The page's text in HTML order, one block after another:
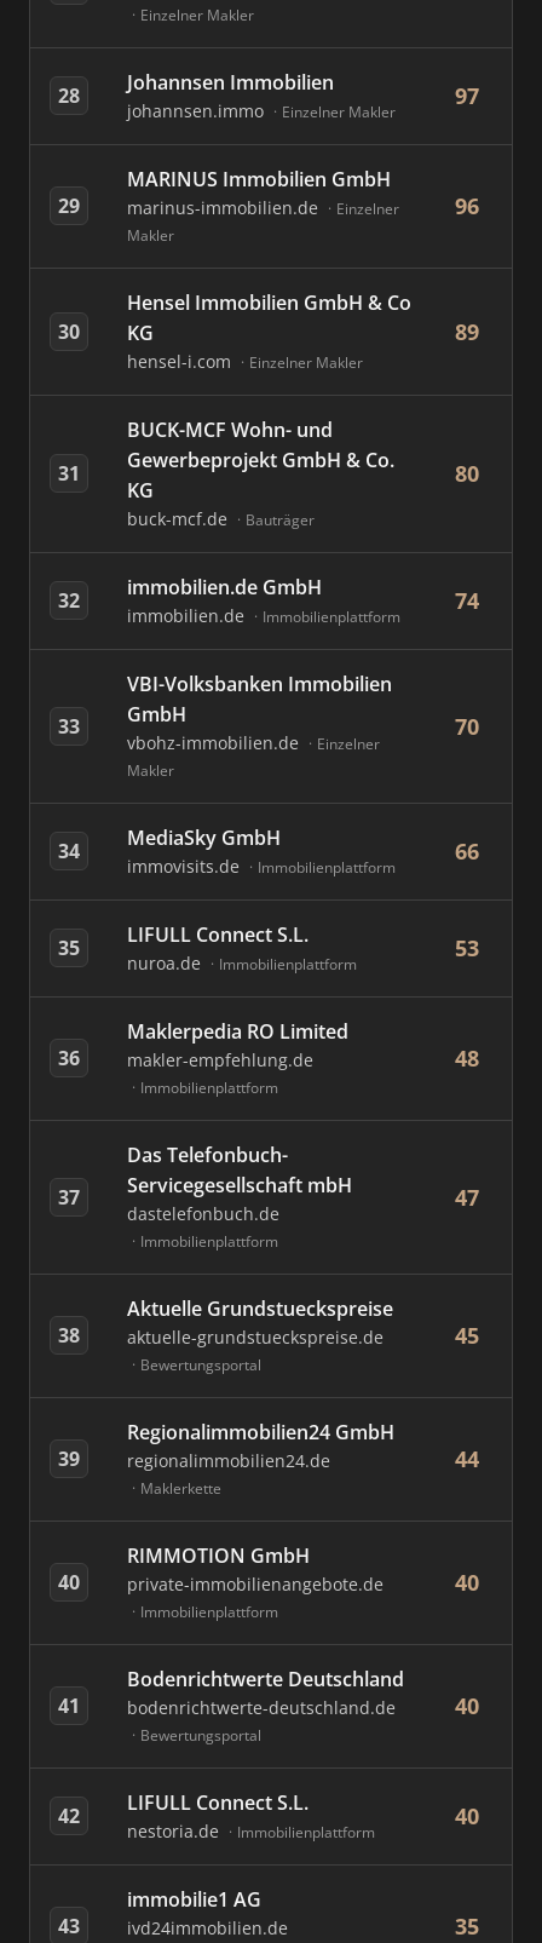
Einzelner Makler
28 Johannsen Immobilien
johannsen.immo Einzelner Makler
97
29
MARINUS Immobilien GmbH
marinus-immobilien.de
Einzelner
Makler
96
30
Hensel Immobilien GmbH & Co
KG
hensel-i.com Einzelner Makler
89
31
BUCK-MCF Wohn- und
Gewerbeprojekt GmbH & Co.
KG
buck-mcf.de Bauträger
80
32 immobilien.de GmbH
immobilien.de Immobilienplattform
74
33
VBI-Volksbanken Immobilien
GmbH
vbohz-immobilien.de
Einzelner
Makler
70
34 MediaSky GmbH
immovisits.de Immobilienplattform
66
35 LIFULL Connect S.L.
nuroa.de Immobilienplattform
53
36
Maklerpedia RO Limited
makler-empfehlung.de
Immobilienplattform
48
37
Das Telefonbuch-
Servicegesellschaft mbH
dastelefonbuch.de
Immobilienplattform
47
38
Aktuelle Grundstueckspreise
aktuelle-grundstueckspreise.de
Bewertungsportal
45
39
Regionalimmobilien24 GmbH
regionalimmobilien24.de
Maklerkette
44
40
RIMMOTION GmbH
private-immobilienangebote.de
Immobilienplattform
40
41
Bodenrichtwerte Deutschland
bodenrichtwerte-deutschland.de
Bewertungsportal
40
42 LIFULL Connect S.L.
nestoria.de Immobilienplattform
40
43
immobilie1 AG
ivd24immobilien.de 35